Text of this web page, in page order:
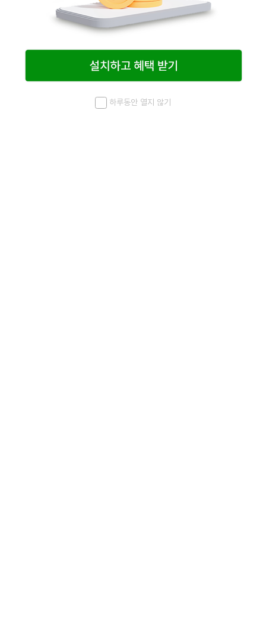
하루동안 열지 않기